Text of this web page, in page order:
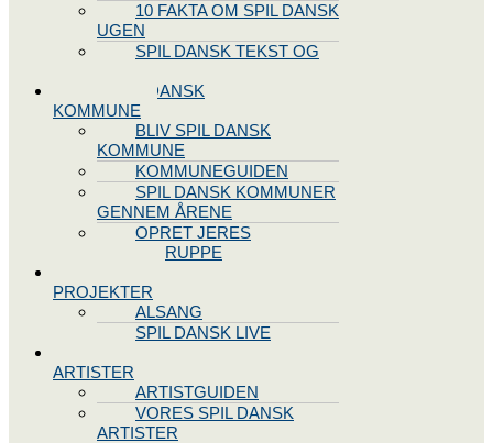
10 FAKTA OM SPIL DANSK
UGEN
SPIL DANSK TEKST OG
BLIV SPIL DANSK
KOMMUNE
BLIV SPIL DANSK
KOMMUNE
KOMMUNEGUIDEN
SPIL DANSK KOMMUNER
GENNEM ÅRENE
OPRET JERES
STYREGRUPPE
PROJEKTER
ALSANG
SPIL DANSK LIVE
ARTISTER
ARTISTGUIDEN
VORES SPIL DANSK
ARTISTER